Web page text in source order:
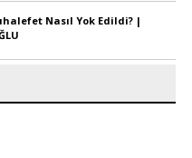
Nasıl Yok Edildi? |